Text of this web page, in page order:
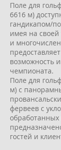
Поле для
6616 м)
гандикапом/
имея на
и
возможность
чемпионата.
Поле для
м) с
фервеев с
гостей и